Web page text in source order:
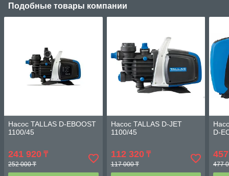
Подобные товары компании
Насос TALLAS D-EBOOST
1100/45
241 920 ₸
252 000 ₸
Насос TALLAS D-JET
1100/45
112 320₸
117 000 ₸
D-
477